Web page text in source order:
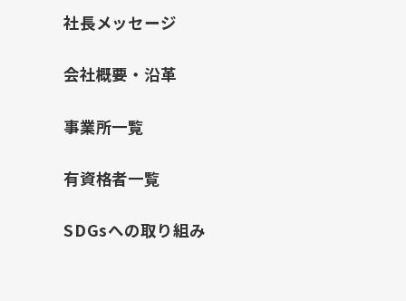
社長メッセージ
会社概要・沿革
事業所一覧
有資格者一覧
SDGsへの取り組み